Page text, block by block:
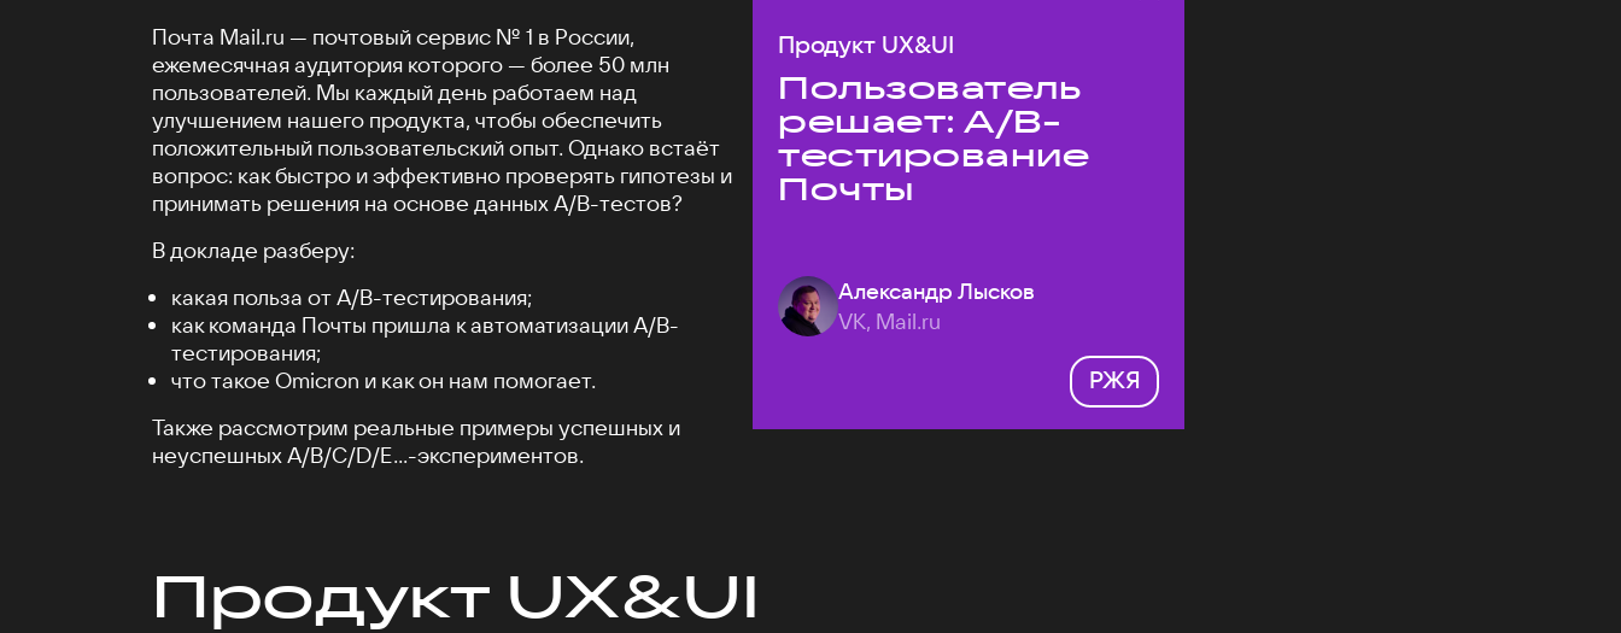
Почта Mail.ru — почтовый сервис № 1 в России,
ежемесячная аудитория которого — более 50 млн
пользователей. Мы каждый день работаем над
улучшением нашего продукта, чтобы обеспечить
положительный пользовательский опыт. Однако встаёт
вопрос: как быстро и эффективно проверять гипотезы и
принимать решения на основе данных A/B-тестов?
В докладе разберу:
какая польза от А/B-тестирования;
как команда Почты пришла к автоматизации A/B-
тестирования;
что такое Omicron и как он нам помогает.
Также рассмотрим реальные примеры успешных и
неуспешных A/B/C/D/E...-экспериментов.
Продукт UX&UI
Пользователь
решает: A/B-
тестирование
Почты
Александр Лысков
VK, Mail.ru
РЖЯ
Продукт UX&UI